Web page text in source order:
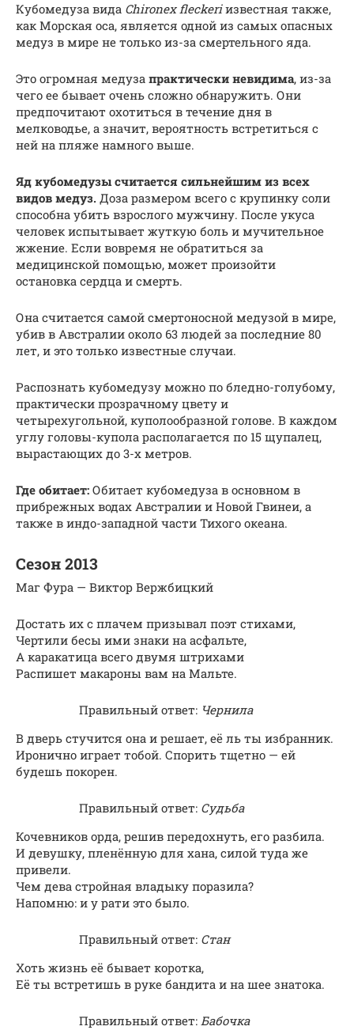
Кубомедуза вида Chironex fleckeriизвестная также,
как Морская оса, является одной из самых опасных
медуз в мире не только из-за смертельного яда.
Это огромная медуза практически невидима, из-за
чего ее бывает очень сложно обнаружить. Они
предпочитают охотиться в течение дня в
мелководье, а значит, вероятность встретиться с
ней на пляже намного выше.
Яд кубомедузы считается сильнейшим из всех
видов медуз. Доза размером всего с крупинку соли
способна убить взрослого мужчину. После укуса
человек испытывает жуткую боль и мучительное
жжение. Если вовремя не обратиться за
медицинской помощью, может произойти
остановка сердца и смерть.
Она считается самой смертоносной медузой в мире,
убив в Австралии около 63 людей за последние 80
лет, и это только известные случаи.
Распознать кубомедузу можно по бледно-голубому,
практически прозрачному цвету и
четырехугольной, куполообразной голове. В каждом
углу головы-купола располагается по 15 щупалец,
вырастающих до 3-х метров.
Где обитает: Обитает кубомедуза в основном в
прибрежных водах Австралии и Новой Гвинеи, а
также в индо-западной части Тихого океана.
Сезон 2013
Маг Фура — Виктор Вержбицкий
Достать их с плачем призывал поэт стихами,
Чертили бесы ими знаки на асфальте,
А каракатица всего двумя штрихами
Распишет макароны вам на Мальте.
Правильный ответ: Чернила
В дверь стучится она и решает, её ль ты избранник.
Иронично играет тобой. Спорить тщетно — ей
будешь покорен.
Правильный ответ: Судьба
Кочевников орда, решив передохнуть, его разбила.
И девушку, пленённую для хана, силой туда же
привели.
Чем дева стройная владыку поразила?
Напомню: и у рати это было.
Правильный ответ: Стан
Хоть жизнь её бывает коротка,
Её ты встретишь в руке бандита и на шее знатока.
Правильный ответ: Бабочка